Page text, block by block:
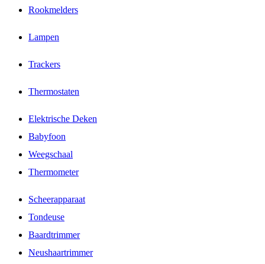
Rookmelders
Lampen
Trackers
Thermostaten
Elektrische Deken
Babyfoon
Weegschaal
Thermometer
Scheerapparaat
Tondeuse
Baardtrimmer
Neushaartrimmer